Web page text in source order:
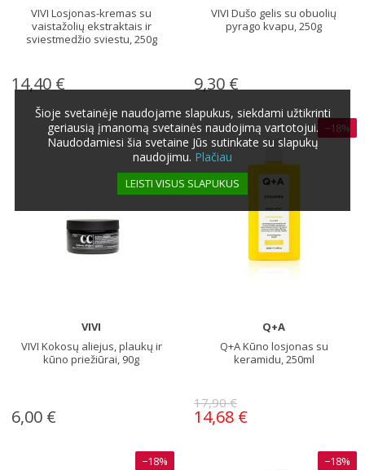
VIVI Losjonas-kremas su
vaistažolių ekstraktais ir
sviestmedžio sviestu, 250g
14,40 €
VIVI Dušo gelis su obuolių
pyrago kvapu, 250g
9,30 €
VIVI
VIVI Kokosų aliejus, plaukų ir
kūno priežiūrai, 90g
6,00 €
−18%
Q+A
Q+A Kūno losjonas su
keramidu, 250ml
17,90 €
14,68 €
−18% −18%
Šioje svetainėje naudojame slapukus, siekdami užtikrinti
geriausią įmanomą svetainės naudojimą vartotojui.
Naudodamiesi šia svetaine Jūs sutinkate su slapukų
naudojimu. Plačiau
LEISTI VISUS SLAPUKUS